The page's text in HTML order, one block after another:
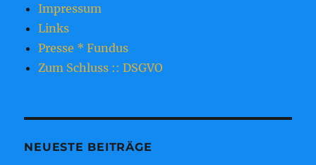
Impressum
Links
Presse * Fundus
Zum Schluss :: DSGVO
NEUESTE BEITRÄGE